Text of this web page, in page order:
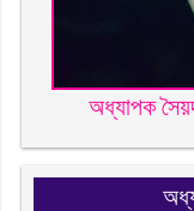
অধ্যাপক